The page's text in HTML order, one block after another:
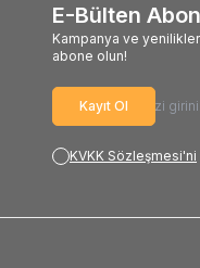
E-Bülten
Kampanya ve
abone olun!
Kayıt Ol
KVKK Sözleşmesi'ni